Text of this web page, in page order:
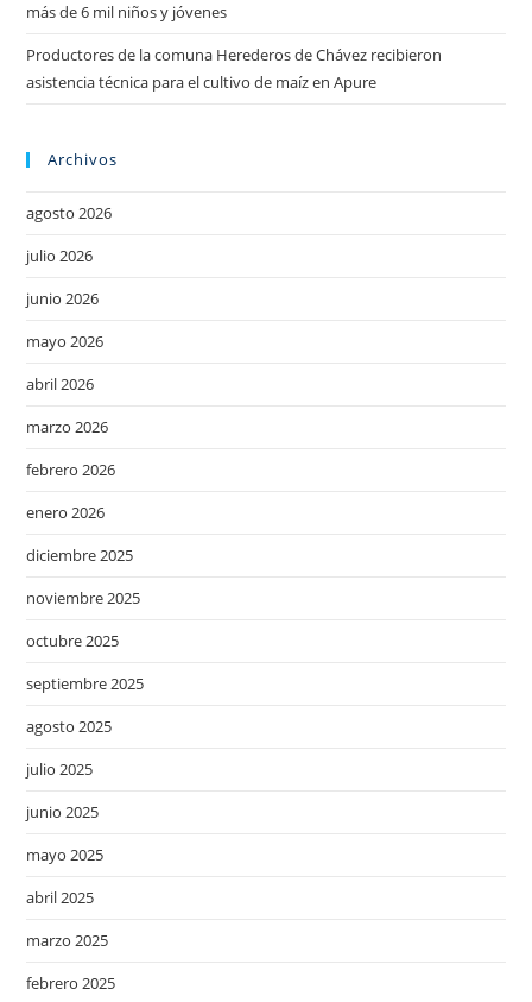
más de 6 mil niños y jóvenes
Productores de la comuna Herederos de Chávez recibieron
asistencia técnica para el cultivo de maíz en Apure
Archivos
agosto 2026
julio 2026
junio 2026
mayo 2026
abril 2026
marzo 2026
febrero 2026
enero 2026
diciembre 2025
noviembre 2025
octubre 2025
septiembre 2025
agosto 2025
julio 2025
junio 2025
mayo 2025
abril 2025
marzo 2025
febrero 2025